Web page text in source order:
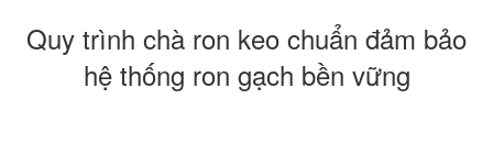
Quy trình chà ron keo chuẩn đảm bảo
hệ thống ron gạch bền vững